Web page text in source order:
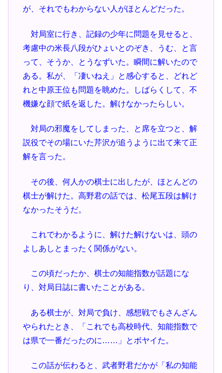
が、それでもわからない人がほとんどだった。
対局室に行き、記録の少年に問題を見せると、
考慮中の米長八段がひょいとのぞき、うむ、と言
って、そうか、とうなずいた。瞬間に解いたので
ある。私が、「凄いねえ」と感心すると、どれど
れと中原王位も問題を眺めた。しばらくして、不
機嫌な顔で紙を返した。解けなかったらしい。
対局の邪魔をしてしまった、と席を立つと、解
説役でその場にいた芹沢が追うように出て来て正
解を言った。
その後、何人かの棋士に出したが、ほとんどの
棋士が解けた。高野君の話では、松尾五段は解け
なかったそうだ。
これでわかるように、解けた解けないは、頭の
よしあしとまったく関係がない。
この頃だったか、棋士の知能指数が話題にな
り、対局日誌に書いたことがある。
ある棋士が、対局で負け、感想戦でもさんざん
やられたとき、「これでも高校時代、知能指数で
は県で一番だったのに……」とボヤイた。
この話が伝わると、武者野君だかが「私の知能